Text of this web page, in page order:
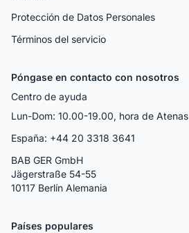
Protección de Datos Personales
Términos del servicio
Póngase en contacto con nosotros
Centro de ayuda
Lun-Dom: 10.00-19.00, hora de Atenas
España: +44 20 3318 3641
BAB GER GmbH
Jägerstraße 54-55
10117 Berlín Alemania
Países populares